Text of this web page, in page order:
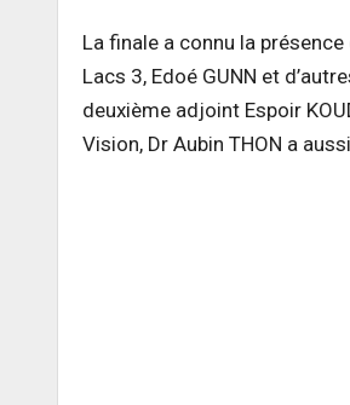
La finale a connu la
Lacs 3, Edoé GUNN et
deuxième adjoint Espoir
Vision, Dr Aubin THON a